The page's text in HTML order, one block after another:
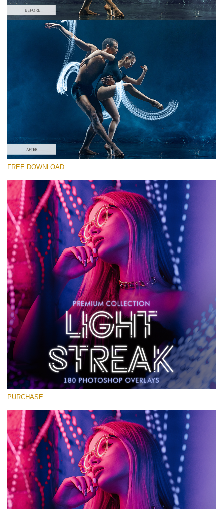
Kérlek, válassz
Free Photoshop Overlay #10 Small 800*533px
Large 6000*4000px
4 Seasons (411 Overlays)
Entire Collection
(1783 Overlays)
Large 6000*4000px
Ingyenes letöltés
FREE DOWNLOAD
PURCHASE